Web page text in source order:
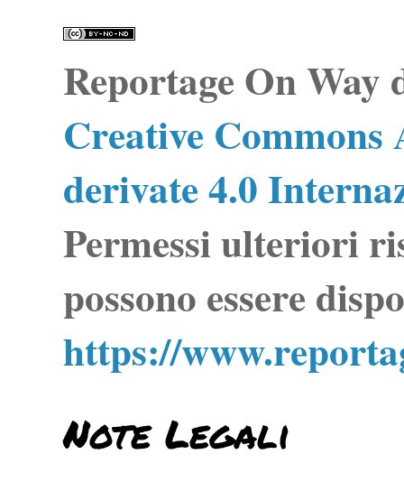
Reportage On Way
Creative
derivate 4.0
Permessi ulteriori
possono essere
https://
Note Legali